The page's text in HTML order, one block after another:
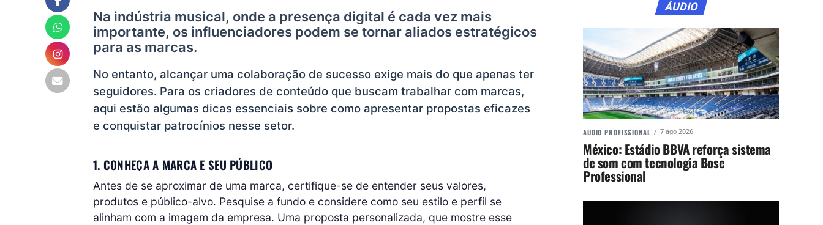
Na indústria musical, onde a presença digital é cada vez mais
importante, os influenciadores podem se tornar aliados estratégicos
para as marcas.
No entanto, alcançar uma colaboração de sucesso exige mais do que apenas ter
seguidores. Para os criadores de conteúdo que buscam trabalhar com marcas,
aqui estão algumas dicas essenciais sobre como apresentar propostas eficazes
e conquistar patrocínios nesse setor.
1. CONHEÇA A MARCA E SEU PÚBLICO
Antes de se aproximar de uma marca, certifique-se de entender seus valores,
produtos e público-alvo. Pesquise a fundo e considere como seu estilo e perfil se
alinham com a imagem da empresa. Uma proposta personalizada, que mostre esse
ÁUDIO
AUDIO PROFISSIONAL 7 ago 2026
México: Estádio BBVA reforça sistema
de som com tecnologia Bose
Professional